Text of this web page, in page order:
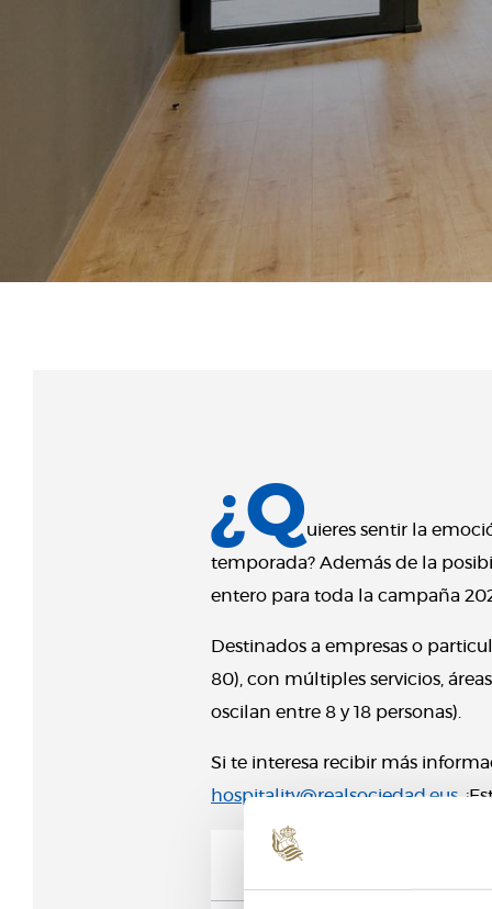
¿Quieres sentir la
temporada? Además de la
entero para toda la campaña
Destinados a empresas o
80), con múltiples servicios,
oscilan entre 8 y 18 personas).
Si te interesa recibir más
hospitality@realsociedad.eus .